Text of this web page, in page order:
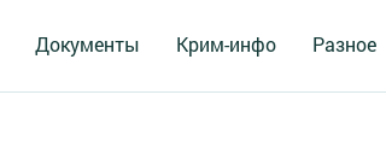
Документы Крим-инфо Разное